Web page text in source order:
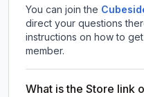
You can join the
direct your questions
instructions on how to
member.
What is the Store link